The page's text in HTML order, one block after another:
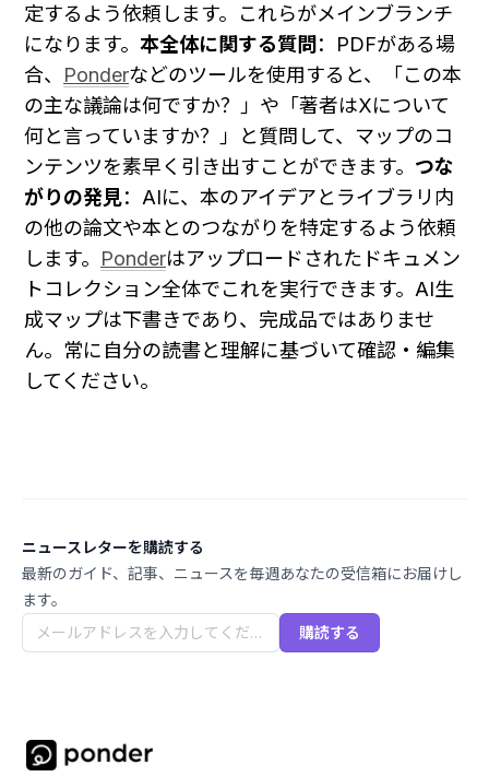
定するよう依頼します。これらがメインブランチ
になります。 本全体に関する質問：PDFがある場
合、 Ponderなどのツールを使用すると、「この本
の主な議論は何ですか？」や「著者はXについて
何と言っていますか？」と質問して、マップのコ
ンテンツを素早く引き出すことができます。 つな
がりの発見：AIに、本のアイデアとライブラリ内
の他の論文や本とのつながりを特定するよう依頼
します。 Ponderはアップロードされたドキュメン
トコレクション全体でこれを実行できます。AI生
成マップは下書きであり、完成品ではありませ
ん。常に自分の読書と理解に基づいて確認・編集
してください。
ニュースレターを購読する
最新のガイド、記事、ニュースを毎週あなたの受信箱にお届けし
ます。
購読する